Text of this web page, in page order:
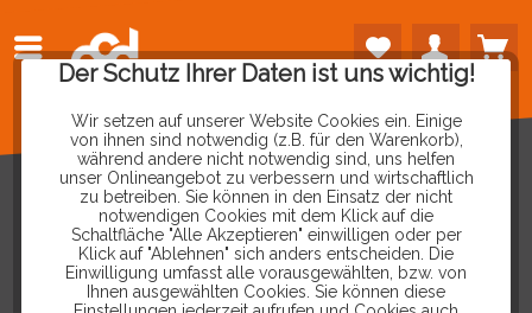
Der Schutz Ihrer Daten ist uns wichtig!
Wir setzen auf unserer Website Cookies ein. Einige
von ihnen sind notwendig (z.B. für den Warenkorb),
während andere nicht notwendig sind, uns helfen
unser Onlineangebot zu verbessern und wirtschaftlich
zu betreiben. Sie können in den Einsatz der nicht
notwendigen Cookies mit dem Klick auf die
Schaltfläche "Alle Akzeptieren" einwilligen oder per
Klick auf "Ablehnen" sich anders entscheiden. Die
Einwilligung umfasst alle vorausgewählten, bzw. von
Ihnen ausgewählten Cookies. Sie können diese
ZÜNDSPULEN-
DEMONTAGEWERKZEUG